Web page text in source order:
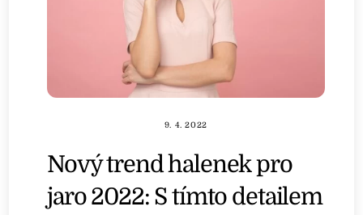
9. 4. 2022
Nový trend halenek pro
jaro 2022: S tímto detailem